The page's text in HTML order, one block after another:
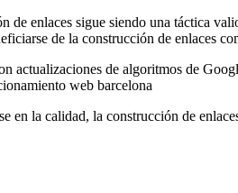
enlaces sigue siendo una táctica
de la construcción de enlaces
actualizaciones de algoritmos de
web barcelona
en la calidad, la construcción de